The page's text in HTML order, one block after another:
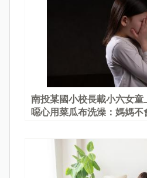
南投某國小校長載小六女
噁心用菜瓜布洗澡：媽媽